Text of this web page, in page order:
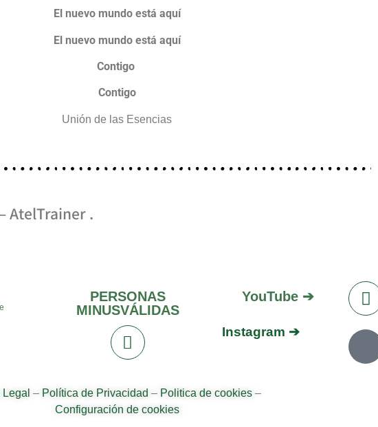
El nuevo mundo está aquí
El nuevo mundo está aquí
Contigo
Contigo
Unión de las Esencias
AtelTrainer .
PERSONAS
MINUSVÁLIDAS
YouTube ➔
Instagram ➔
– Política de Privacidad – Politica de cookies –
Configuración de cookies